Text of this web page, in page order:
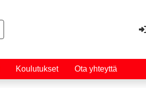
Koulutukset Ota yhteyttä